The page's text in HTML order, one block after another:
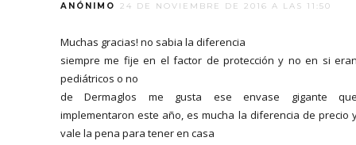
ANÓNIMO 24 DE NOVIEMBRE DE 2016 A LAS 11:50
Muchas gracias! no sabia la diferencia
siempre me fije en el factor de protección y no en si
pediátricos o no
de Dermaglos me gusta ese envase gigante
implementaron este año, es mucha la diferencia de precio
vale la pena para tener en casa